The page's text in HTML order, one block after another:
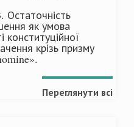
Остаточність
як умова
конституційної
крізь призму
Переглянути всі